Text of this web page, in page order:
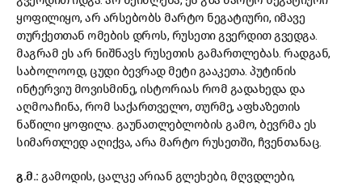
ყოფილიყო, არ არსებობს მარტო ნეგატიური, იმავე
თურქეთთან ომების დროს, რუსეთი გვერდით გვედგა.
მაგრამ ეს არ ნიშნავს რუსეთის გამართლებას. რადგან,
საბოლოოდ, ცუდი ბევრად მეტი გააკეთა. პუტინის
ინტერვიუ მოვისმინე, ისტორიას რომ გადახედა და
აღმოაჩინა, რომ საქართველო, თურმე, აფხაზეთის
ნაწილი ყოფილა. გაუნათლებლობის გამო, ბევრმა ეს
სიმართლედ აღიქვა, არა მარტო რუსეთში, ჩვენთანაც.
გ.მ.: გამოდის, ცალკე არიან გლეხები, მღვდლები,